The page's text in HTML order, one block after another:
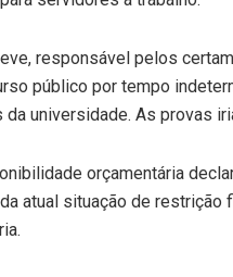
responsável pelos
público por tempo
universidade. As provas
orçamentária
atual situação de restrição